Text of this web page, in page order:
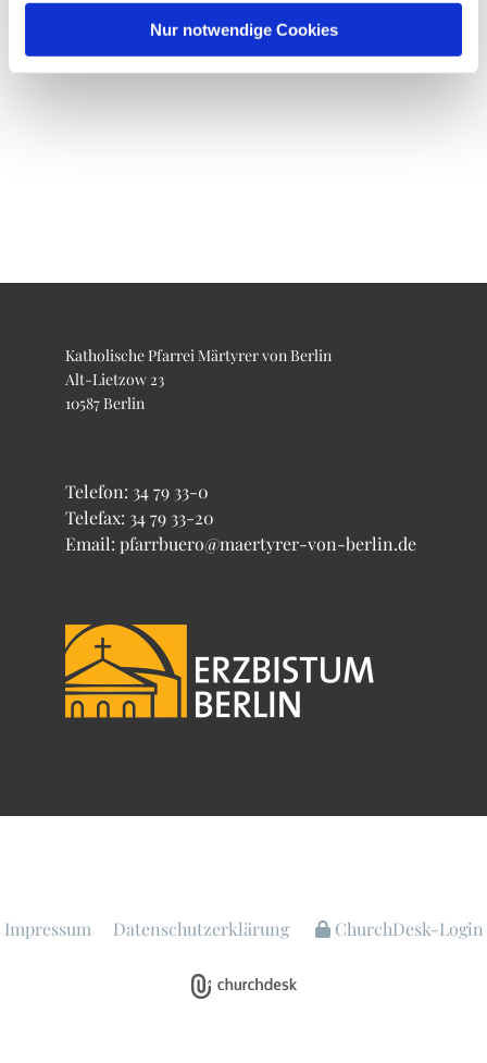
Nur notwendige Cookies
Katholische Pfarrei Märtyrer von Berlin
Alt-Lietzow 23
10587 Berlin
Telefon: 34 79 33-0
Telefax: 34 79 33-20
Email: pfarrbuero@maertyrer-von-berlin.de
Impressum Datenschutzerklärung ChurchDesk-Login